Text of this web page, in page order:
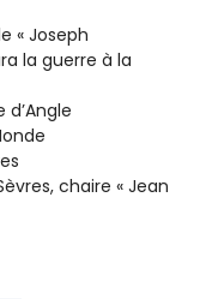
« Joseph
la guerre à la
d’Angle
chaire « Jean